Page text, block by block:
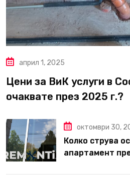
април 1, 2025
Цени за ВиК услуги в
очаквате през 2025 г.?
октомври 30,
Колко струва
апартамент